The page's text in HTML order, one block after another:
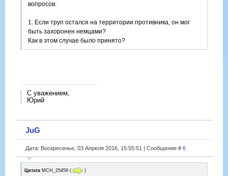
вопросов:
1. Если труп остался на территории противника, он мог
быть захоронен немцами?
Как в этом случае было принято?
3. Из Донесения выбрал офицеров 9-й пд, которые также
погибли с 20 по 30 августа 1944г.:
1924 г.р.);
23.08.1944г. – с. Борова (Л-нт Голубев Дмитрий
Трофимович, 1923 г.р.);
23.08.1944г. – с. Дембье (Л-нт Саенко Ефим
Александрович, 1920 г.р.);
23.08.1944г. – с. Зассув (Л-нт Синяговский Михаил
С уважением,
Юрий
JuG
Дата: Воскресенье, 03 Апреля 2016, 15:55:51 | Сообщение # 6
Цитата МСН_25459 ( )